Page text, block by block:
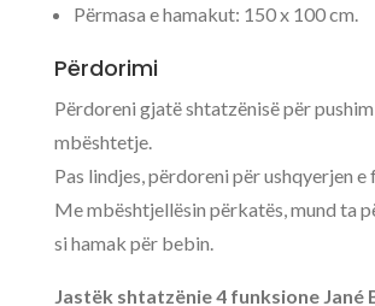
Përmasa e hamakut: 150 x 100 cm.
Përdorimi
Përdoreni gjatë shtatzënisë për
mbështetje.
Pas lindjes, përdoreni për ushqyerjen e
Me mbështjellësin përkatës, mund ta
si hamak për bebin.
Jastëk shtatzënie 4 funksione Jané